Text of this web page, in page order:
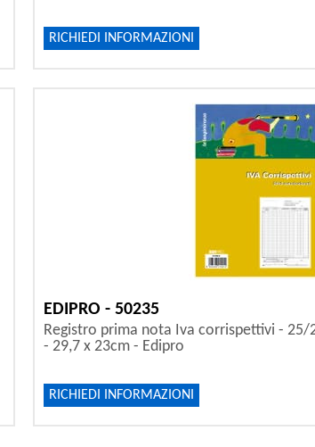
RICHIEDI INFORMAZIONI
EDIPRO - 50235
Registro prima nota Iva corrispettivi -
- 29,7 x 23cm - Edipro
RICHIEDI INFORMAZIONI